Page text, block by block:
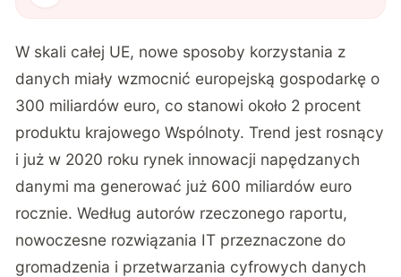
W skali całej UE, nowe sposoby korzystania z
danych miały wzmocnić europejską gospodarkę o
300 miliardów euro, co stanowi około 2 procent
produktu krajowego Wspólnoty. Trend jest rosnący
i już w 2020 roku rynek innowacji napędzanych
danymi ma generować już 600 miliardów euro
rocznie. Według autorów rzeczonego raportu,
nowoczesne rozwiązania IT przeznaczone do
gromadzenia i przetwarzania cyfrowych danych